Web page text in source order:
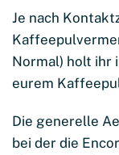
Je nach
Normal) holt ihr
eurem
Die generelle
bei der die